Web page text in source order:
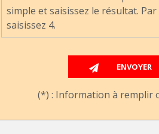
simple et saisissez le résultat.
saisissez 4.
(*) : Information à remplir